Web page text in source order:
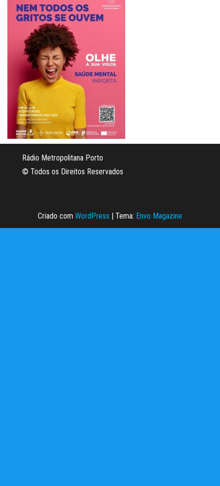
Rádio Metropolitana Porto
© Todos os Direitos Reservados
Criado com WordPress | Tema: Envo Magazine